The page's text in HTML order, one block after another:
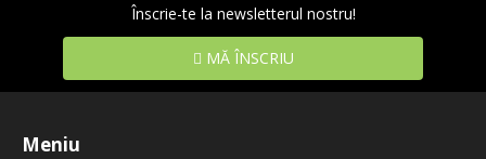
Înscrie-te la newsletterul nostru!
MĂ ÎNSCRIU
Meniu